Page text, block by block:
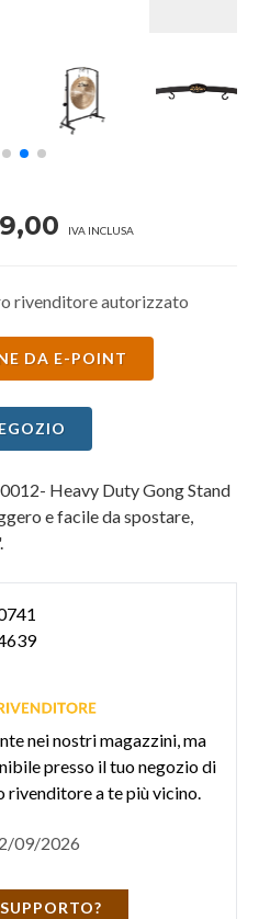
IVA INCLUSA
rivenditore autorizzato
DA E-POINT
Heavy Duty Gong Stand
e facile da spostare,
nei nostri magazzini, ma
presso il tuo negozio di
rivenditore a te più vicino.
09/2026